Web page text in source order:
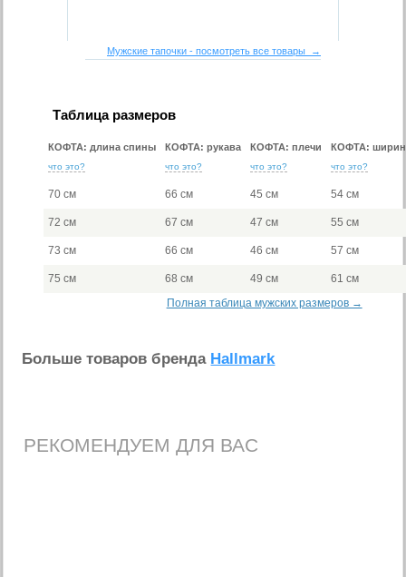
Мужские тапочки - посмотреть все товары →
Таблица размеров
КОФТА: длина спины
что это?
КОФТА: рукава
что это?
КОФТА: плечи
что это?
КОФТА:
что это?
70 см 66 см 45 см 54 см
72 см 67 см 47 см 55 см
73 см 66 см 46 см 57 см
75 см 68 см 49 см
61 см
Полная таблица мужских размеров →
Больше товаров бренда Hallmark
РЕКОМЕНДУЕМ ДЛЯ ВАС